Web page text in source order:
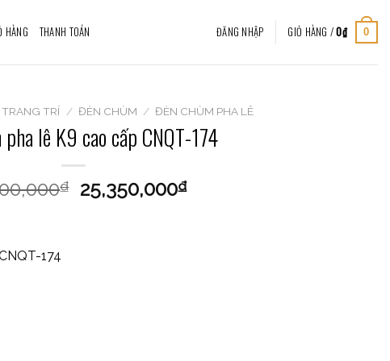
HÀNG THANH TOÁN ĐĂNG NHẬP GIỎ HÀNG /0₫ 0
TRÍ / ĐÈN CHÙM / ĐÈN CHÙM PHA LÊ
lê K9 cao cấp CNQT-174
₫ 25,350,000₫
174